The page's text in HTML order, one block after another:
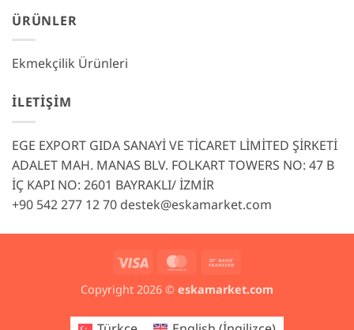
ÜRÜNLER
Ekmekçilik Ürünleri
İLETIŞIM
EGE EXPORT GIDA SANAYİ VE TİCARET LİMİTED ŞİRKETİ
ADALET MAH. MANAS BLV. FOLKART TOWERS NO: 47 B
İÇ KAPI NO: 2601 BAYRAKLI/ İZMİR
+90 542 277 12 70 destek@eskamarket.com
Visa MasterCard
Copyright 2026 © eskamarket.com